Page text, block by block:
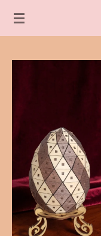
Passer